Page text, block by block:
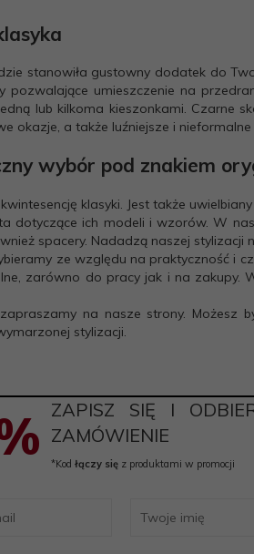
stanowiła gustowny dodatek do
pozwalające umieszczenie na
lub kilkoma kieszonkami. Czarne
okazje, a także luźniejsze i
wybór pod znakiem
klasyki. Jest także
dotyczące ich modeli i wzorów. W
spacery. Nadadzą naszej
ze względu na praktyczność i
zarówno do pracy jak i na zakupy.
na nasze strony.
stylizacji.
ZAPISZ SIĘ I
ZAMÓWIENIE
*Kod łączy się z produktami w promocji